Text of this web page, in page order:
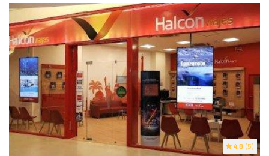
4.8 (5)